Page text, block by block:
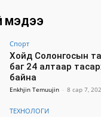
МЭДЭЭ
Спорт
Хойд Солонгосын
баг 24 алтаар
байна
Enkhjin Temuujin - 8 сар 7,
ТЕХНОЛОГИ